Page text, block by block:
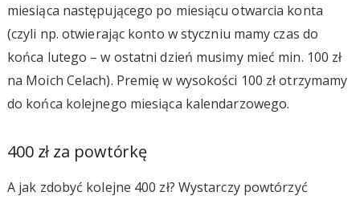
miesiąca następującego po miesiącu otwarcia konta
(czyli np. otwierając konto w styczniu mamy czas do
końca lutego – w ostatni dzień musimy mieć min. 100 zł
na Moich Celach). Premię w wysokości 100 zł otrzymamy
do końca kolejnego miesiąca kalendarzowego.
400 zł za powtórkę
A jak zdobyć kolejne 400 zł? Wystarczy powtórzyć